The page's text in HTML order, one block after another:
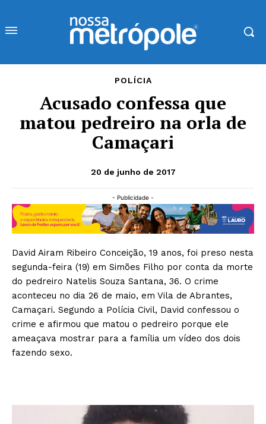
POLÍCIA
Acusado confessa que
matou pedreiro na orla de
Camaçari
20 de junho de 2017
- Publicidade -
David Airam Ribeiro Conceição, 19 anos, foi preso nesta
segunda-feira (19) em Simões Filho por conta da morte
do pedreiro Natelis Souza Santana, 36. O crime
aconteceu no dia 26 de maio, em Vila de Abrantes,
Camaçari. Segundo a Polícia Civil, David confessou o
crime e afirmou que matou o pedreiro porque ele
ameaçava mostrar para a família um vídeo dos dois
fazendo sexo.